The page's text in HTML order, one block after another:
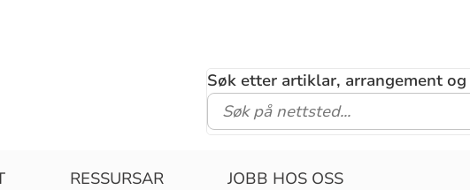
Søk etter artiklar, arrangement
RESSURSAR JOBB HOS OSS